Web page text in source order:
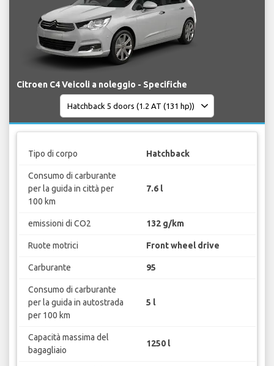
Citroen C4 Veicoli a noleggio - Specifiche
Tipo di corpo Hatchback
Consumo di carburante
per la guida in città per
100 km
7.6 l
emissioni di CO2 132 g/km
Ruote motrici Front wheel drive
Carburante 95
Consumo di carburante
per la guida in autostrada
per 100 km
5 l
Capacità massima del
bagagliaio
1250 l